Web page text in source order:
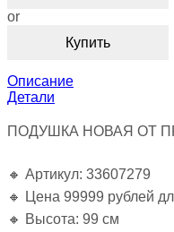
or
Купить
Описание
Детали
ПОДУШКА НОВАЯ ОТ
🔸 Артикул: 33607279
🔸 Цена 99999 рублей
🔸 Высота: 99 см